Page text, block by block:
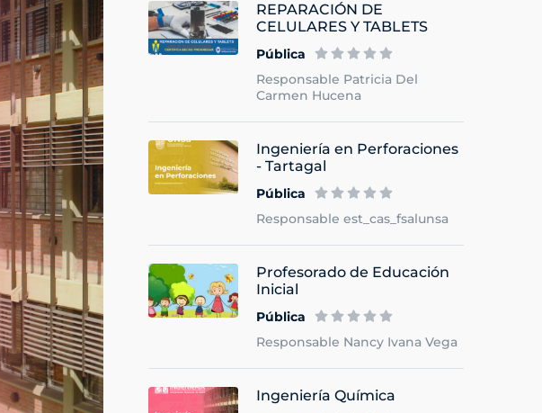
REPARACIÓN DE
CELULARES Y TABLETS
Pública
Responsable Patricia Del
Carmen Hucena
Ingeniería en Perforaciones
- Tartagal
Pública
Responsable est_cas_fsalunsa
Profesorado de Educación
Inicial
Pública
Responsable Nancy Ivana Vega
Ingeniería Química